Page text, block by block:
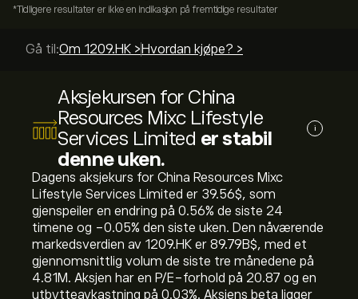
*Tidligere resultater er ikke en indikasjon på fremtidige resultater
Gå til:Om 1209.HK > Hvordan kjøpe? >
Aksjekursen for China
Resources Mixc Lifestyle
Services Limited er stabil
denne uken.
i
Dagens aksjekurs for China Resources Mixc
Lifestyle Services Limited er 39.56‎$‎, som
gjenspeiler en endring på ‎0.56‎% de siste 24
timene og ‎-0.05‎% den siste uken. Den nåværende
markedsverdien av 1209.HK er 89.79B‎$‎, med et
gjennomsnittlig volum de siste tre månedene på
4.81M. Aksjen har en P/E-forhold på 20.87 og en
utbytteavkastning på 0.03%. Aksjens beta ligger